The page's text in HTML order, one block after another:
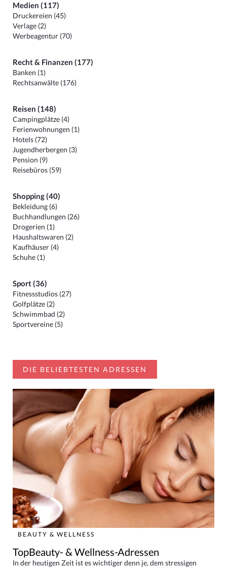
Medien (117)
Druckereien (45)
Verlage (2)
Werbeagentur (70)
Recht & Finanzen (177)
Banken (1)
Rechtsanwälte (176)
Reisen (148)
Campingplätze (4)
Ferienwohnungen (1)
Hotels (72)
Jugendherbergen (3)
Pension (9)
Reisebüros (59)
Shopping (40)
Bekleidung (6)
Buchhandlungen (26)
Drogerien (1)
Haushaltswaren (2)
Kaufhäuser (4)
Schuhe (1)
Sport (36)
Fitnessstudios (27)
Golfplätze (2)
Schwimmbad (2)
Sportvereine (5)
DIE BELIEBTESTEN ADRESSEN
BEAUTY & WELLNESS
TopBeauty- & Wellness-Adressen
In der heutigen Zeit ist es wichtiger denn je, dem stressigen